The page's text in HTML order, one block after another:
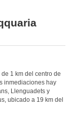
1 km del centro de
inmediaciones hay
Llenguadets y
ubicado a 19 km del